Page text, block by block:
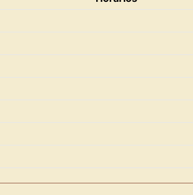
Directorio de Arteestrena su